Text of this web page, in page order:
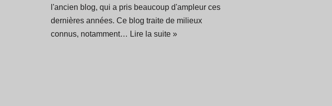
l'ancien blog, qui a pris beaucoup d'ampleur ces
dernières années. Ce blog traite de milieux
connus, notamment… Lire la suite »